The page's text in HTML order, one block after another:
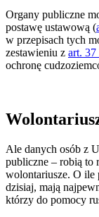
Organy publiczne
postawę ustawową (
w przepisach tych
zestawieniu z art.
ochronę
Ale danych osób z
publiczne – robią to
wolontariusze. O ile
dzisiaj, mają
którzy do pomocy